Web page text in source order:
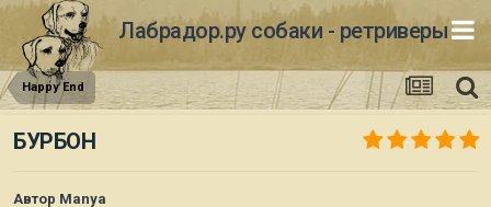
Лабрадор.ру собаки - ретриверы
Happy End
БУРБОН
Автор Manya